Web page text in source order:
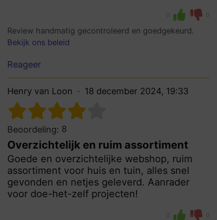
0 0
Review handmatig gecontroleerd en goedgekeurd.
Bekijk ons beleid
Reageer
Henry van Loon 18 december 2024, 19:33
Beoordeling: 8
Overzichtelijk en ruim assortiment
Goede en overzichtelijke webshop, ruim
assortiment voor huis en tuin, alles snel
gevonden en netjes geleverd. Aanrader
voor doe-het-zelf projecten!
0 0